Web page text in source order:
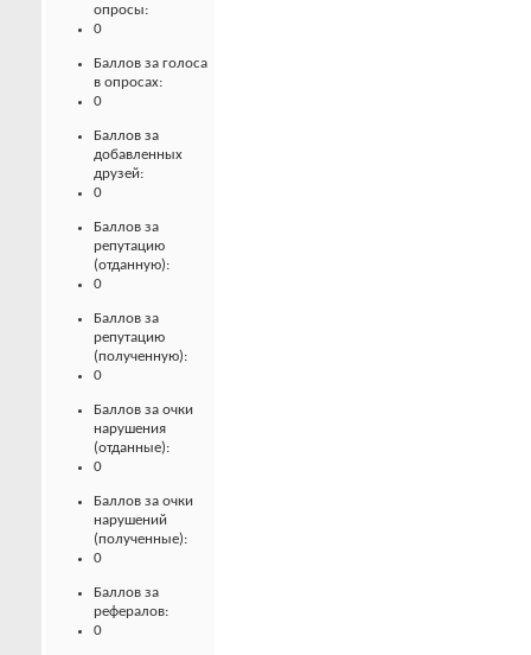
опросы:
0
Баллов за голоса
в опросах:
0
Баллов за
добавленных
друзей:
0
Баллов за
репутацию
(отданную):
0
Баллов за
репутацию
(полученную):
0
Баллов за очки
нарушения
(отданные):
0
Баллов за очки
нарушений
(полученные):
0
Баллов за
рефералов:
0